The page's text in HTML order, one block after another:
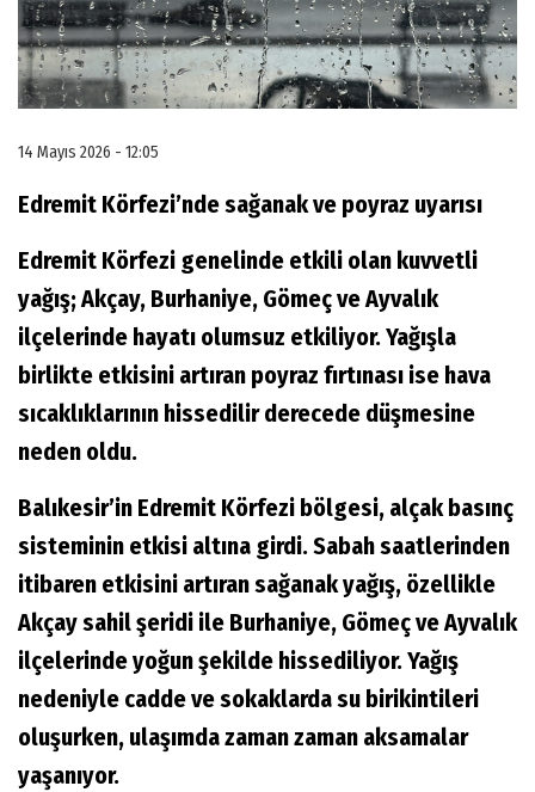
14 Mayıs 2026 - 12:05
Edremit Körfezi’nde sağanak ve poyraz uyarısı
Edremit Körfezi genelinde etkili olan kuvvetli
yağış; Akçay, Burhaniye, Gömeç ve Ayvalık
ilçelerinde hayatı olumsuz etkiliyor. Yağışla
birlikte etkisini artıran poyraz fırtınası ise hava
sıcaklıklarının hissedilir derecede düşmesine
neden oldu.
Balıkesir’in Edremit Körfezi bölgesi, alçak basınç
sisteminin etkisi altına girdi. Sabah saatlerinden
itibaren etkisini artıran sağanak yağış, özellikle
Akçay sahil şeridi ile Burhaniye, Gömeç ve Ayvalık
ilçelerinde yoğun şekilde hissediliyor. Yağış
nedeniyle cadde ve sokaklarda su birikintileri
oluşurken, ulaşımda zaman zaman aksamalar
yaşanıyor.